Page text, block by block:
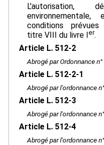
L'autorisation,
conditions
titre VIII du livre I er.
Article L. 512-2
Abrogé par Ordonnance
Article L. 512-2-1
Abrogé par l'ordonnance
Article L. 512-3
Abrogé par l'ordonnance
Article L. 512-4
Abrogé par l'ordonnance